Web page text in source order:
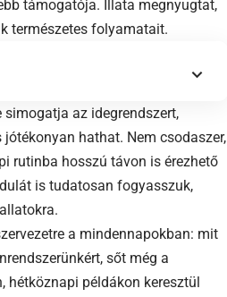
támogatója. Illata megnyugtat,
természetes folyamatait.
simogatja az idegrendszert,
hathat. Nem csodaszer,
rutinba hosszú távon is érezhető
is tudatosan fogyasszuk,
a mindennapokban: mit
sőt még a
hétköznapi példákon keresztül